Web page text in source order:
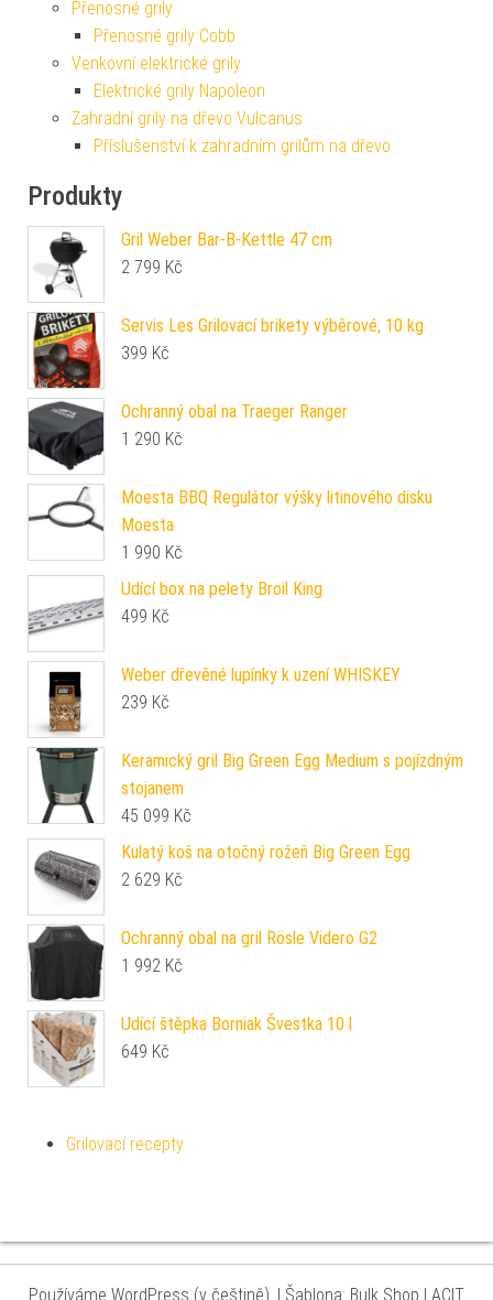
Přenosné grily
Přenosné grily Cobb
Venkovní elektrické grily
Elektrické grily Napoleon
Zahradní grily na dřevo Vulcanus
Příslušenství k zahradním grilům na dřevo
Produkty
Gril Weber Bar-B-Kettle 47 cm
2 799 Kč
Servis Les Grilovací brikety výběrové, 10 kg
399 Kč
Ochranný obal na Traeger Ranger
1 290 Kč
Moesta BBQ Regulátor výšky litinového disku
Moesta
1 990 Kč
Udící box na pelety Broil King
499 Kč
Weber dřevěné lupínky k uzení WHISKEY
239 Kč
Keramický gril Big Green Egg Medium s pojízdným
stojanem
45 099 Kč
Kulatý koš na otočný rožeň Big Green Egg
2 629 Kč
Ochranný obal na gril Rösle Videro G2
1 992 Kč
Udící štěpka Borniak Švestka 10 l
649 Kč
Grilovací recepty
Používáme WordPress (v češtině). | Šablona: Bulk Shop | ACIT